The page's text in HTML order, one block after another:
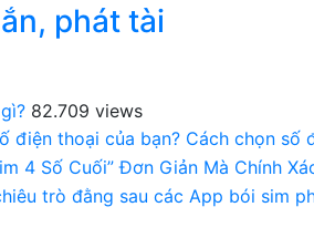
phát tài
82.709 views
điện thoại của bạn? Cách chọn số
4 Số Cuối” Đơn Giản Mà Chính
trò đằng sau các App bói sim